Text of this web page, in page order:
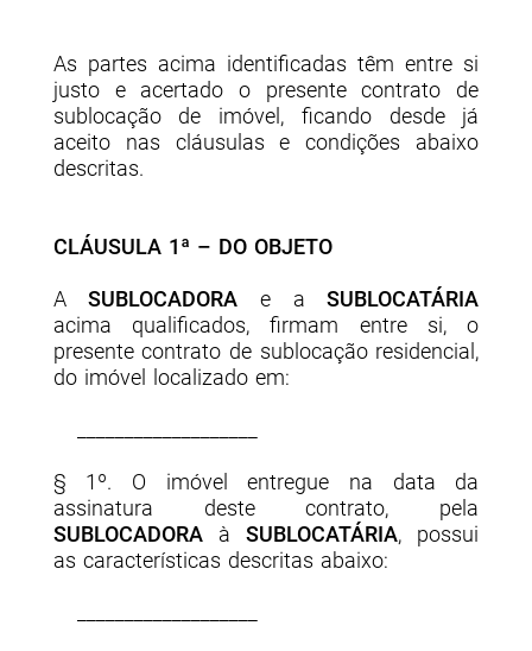
As partes acima identificadas têm entre si
justo e acertado o presente contrato de
sublocação de imóvel, ficando desde já
aceito nas cláusulas e condições abaixo
descritas.
CLÁUSULA 1ª – DO OBJETO
ASUBLOCADORA e aSUBLOCATÁRIA
acima qualificados, firmam entre si, o
presente contrato de sublocação residencial,
do imóvel localizado em:
§ 1º. O imóvel entregue na data da
assinatura deste contrato, pela
SUBLOCADORAàSUBLOCATÁRIA, possui
as características descritas abaixo: